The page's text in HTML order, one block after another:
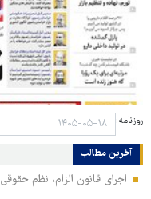
روزنامه:
آخرین مطالب
اجرای قانون الزام، نظم